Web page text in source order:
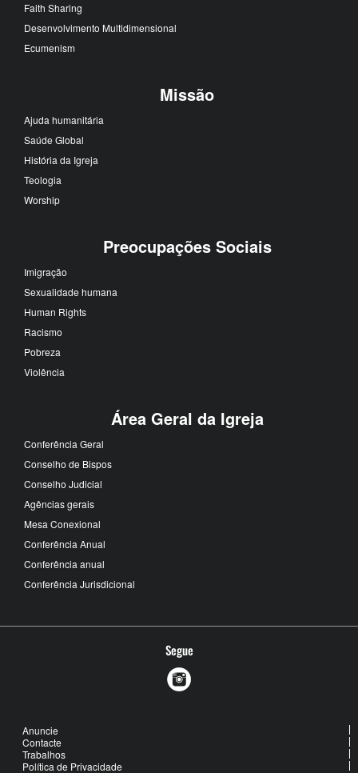
Faith Sharing
Desenvolvimento Multidimensional
Ecumenism
Missão
Ajuda humanitária
Saúde Global
História da Igreja
Teologia
Worship
Preocupações Sociais
Imigração
Sexualidade humana
Human Rights
Racismo
Pobreza
Violência
Área Geral da Igreja
Conferência Geral
Conselho de Bispos
Conselho Judicial
Agências gerais
Mesa Conexional
Conferência Anual
Conferência anual
Conferência Jurisdicional
Segue
Anuncie
Contacte
Trabalhos
Política de Privacidade